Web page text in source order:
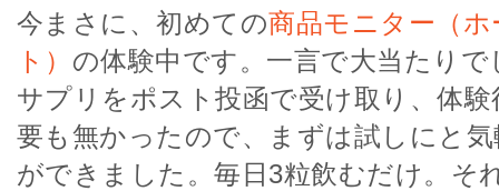
今まさに、初めての商品モニター（
ト） の体験中です。一言で大当たりで
サプリをポスト投函で受け取り、体
要も無かったので、まずは試しにと
ができました。毎日3粒飲むだけ。そ